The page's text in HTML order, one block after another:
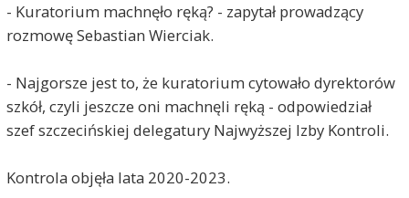
- Kuratorium machnęło ręką? - zapytał prowadzący
rozmowę Sebastian Wierciak.
- Najgorsze jest to, że kuratorium cytowało dyrektorów
szkół, czyli jeszcze oni machnęli ręką - odpowiedział
szef szczecińskiej delegatury Najwyższej Izby Kontroli.
Kontrola objęła lata 2020-2023.